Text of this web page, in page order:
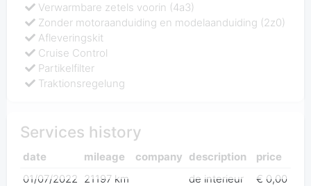
Verwarmbare zetels voorin (4a3)
Zonder motoraanduiding en modelaanduiding (2z0)
Afleveringskit
Cruise Control
Partikelfilter
Traktionsregelung
Services history
date mileage company description
price
01/07/2022 21197 km
de interieur
€ 0,00